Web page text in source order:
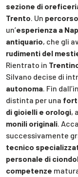
sezione di
Trento. Un
un’esperienza a
antiquario, che gli
rudimenti del
Rientrato in
Silvano decise di
autonoma. Fin
distinta per una
di gioielli e orologi,
monili originali.
successivamente
tecnico
personale di
competenze